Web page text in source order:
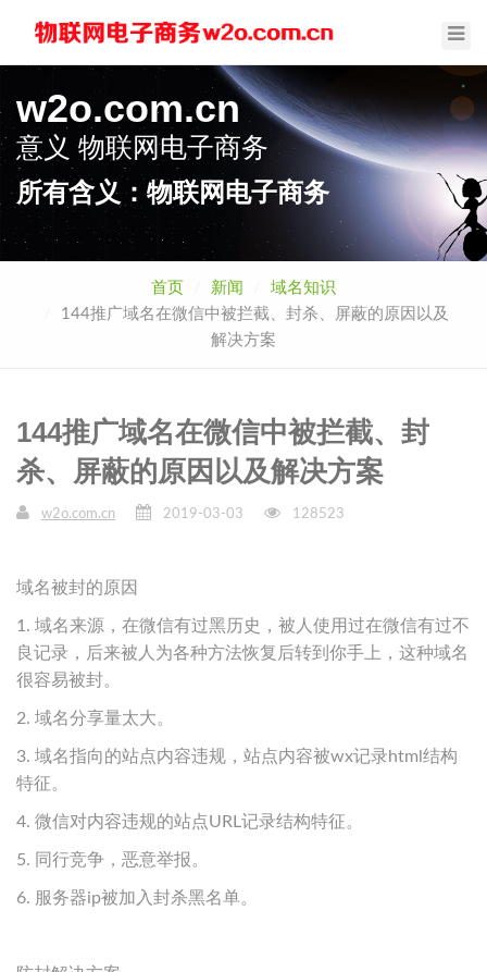
w2o.com.cn
意义物联网电子商务
所有含义：物联网电子商务
首页 新闻
域名知识
144推广域名在微信中被拦截、封杀、屏蔽的原因以及
解决方案
144推广域名在微信中被拦截、封
杀、屏蔽的原因以及解决方案
w2o.com.cn 2019-03-03 128523
域名被封的原因
1. 域名来源，在微信有过黑历史，被人使用过在微信有过不
良记录，后来被人为各种方法恢复后转到你手上，这种域名
很容易被封。
2. 域名分享量太大。
3. 域名指向的站点内容违规，站点内容被wx记录html结构
特征。
4. 微信对内容违规的站点URL记录结构特征。
5. 同行竞争，恶意举报。
6. 服务器ip被加入封杀黑名单。